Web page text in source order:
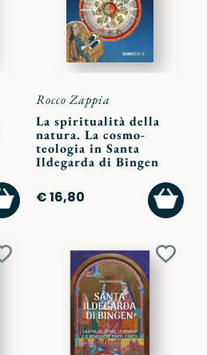
AGGIUNGI
AL
CARRELLO
Rocco Zappia
La spiritualità della
natura. La cosmo-
teologia in Santa
Ildegarda di Bingen
€ 16,80
AL
Aggiungi